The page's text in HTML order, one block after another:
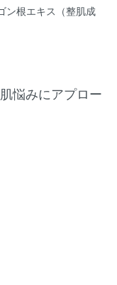
ン根エキス（整肌成
悩みにアプロー